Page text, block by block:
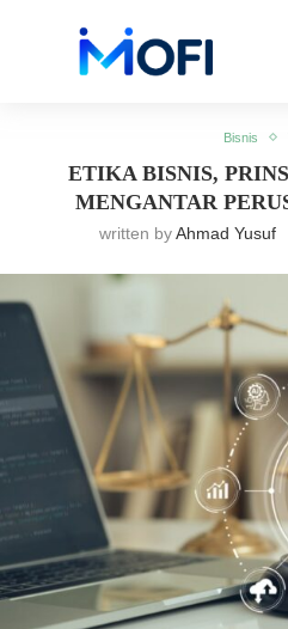
Bisnis» Etika Bisnis, Prinsip-
Bisnis
ETIKA BISNIS,
MENGANTAR
written byAhmad Yusuf